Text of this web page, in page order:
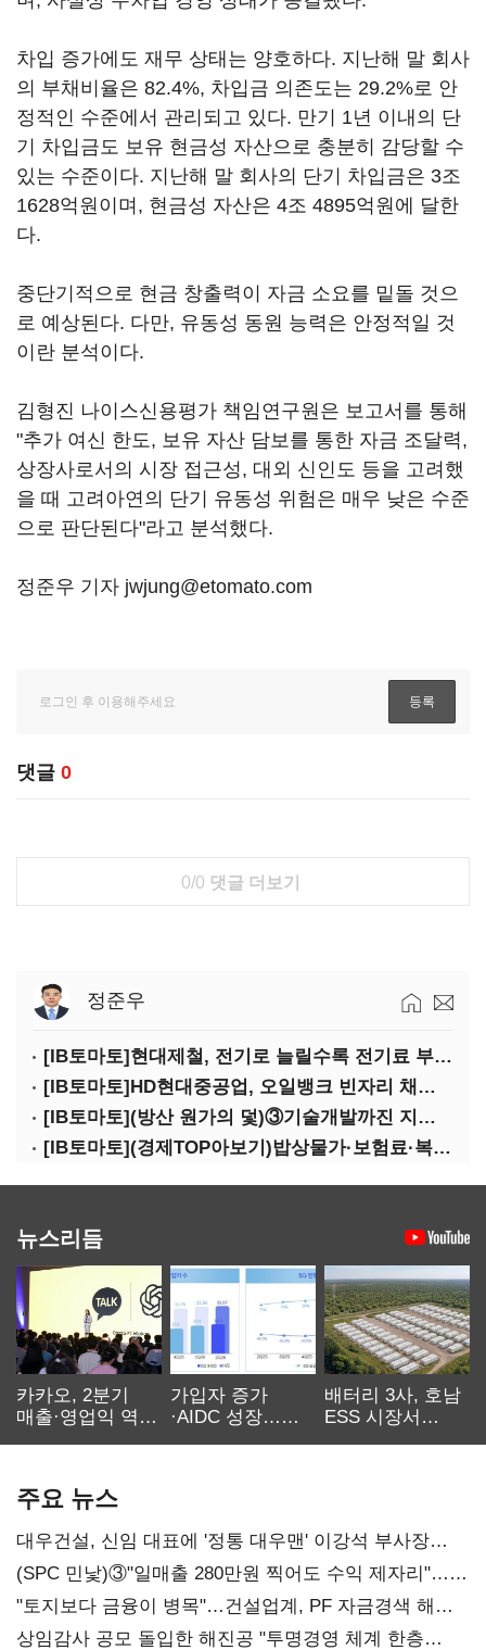
차입 증가에도 재무 상태는 양호하다. 지난해 말 회사
의 부채비율은 82.4%, 차입금 의존도는 29.2%로 안
정적인 수준에서 관리되고 있다. 만기 1년 이내의 단
기 차입금도 보유 현금성 자산으로 충분히 감당할 수
있는 수준이다. 지난해 말 회사의 단기 차입금은 3조
1628억원이며, 현금성 자산은 4조 4895억원에 달한
다.
중단기적으로 현금 창출력이 자금 소요를 밑돌 것으
로 예상된다. 다만, 유동성 동원 능력은 안정적일 것
이란 분석이다.
김형진 나이스신용평가 책임연구원은 보고서를 통해
"추가 여신 한도, 보유 자산 담보를 통한 자금 조달력,
상장사로서의 시장 접근성, 대외 신인도 등을 고려했
을 때 고려아연의 단기 유동성 위험은 매우 낮은 수준
으로 판단된다"라고 분석했다.
정준우 기자 jwjung@etomato.com
댓글 0
0/0 댓글 더보기
정준우
[IB토마토]현대제철, 전기로 늘릴수록 전기료 부담…저탄소 전환의 역설
[IB토마토]HD현대중공업, 오일뱅크 빈자리 채웠다…그룹 배당 핵심축 부상
[IB토마토](방산 원가의 덫)③기술개발까진 지원…수출은 각자도생
[IB토마토](경제TOP아보기)밥상물가·보험료·복구비…장마가 내미는 청구서
뉴스리듬
카카오, 2분기
매출·영업익 역대
가입자 증가
·AIDC 성장…
배터리 3사, 호남
ESS 시장서
주요 뉴스
대우건설, 신임 대표에 '정통 대우맨' 이강석 부사장
내정
(SPC 민낯)③"일매출 280만원 찍어도 수익 제자리"…
점주 울리는 '상시 할인'
"토지보다 금융이 병목"…건설업계, PF 자금경색 해소
목소리
상임감사 공모 돌입한 해진공 "투명경영 체계 한층